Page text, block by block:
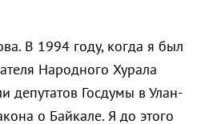
В 1994 году, когда я был
Народного Хурала
депутатов Госдумы в Улан-
о Байкале. Я до этого